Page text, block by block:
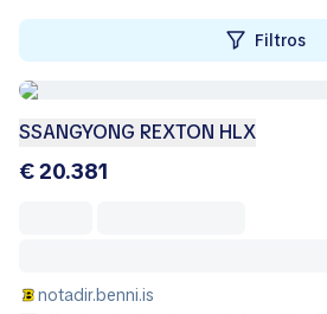
Filtros
SSANGYONG REXTON HLX
€ 20.381
notadir.benni.is